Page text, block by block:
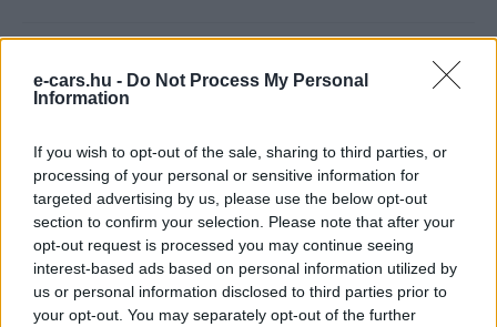
e-cars.hu - Do Not Process My Personal
Information
If you wish to opt-out of the sale, sharing to third parties, or
processing of your personal or sensitive information for
targeted advertising by us, please use the below opt-out
section to confirm your selection. Please note that after your
opt-out request is processed you may continue seeing
interest-based ads based on personal information utilized by
us or personal information disclosed to third parties prior to
your opt-out. You may separately opt-out of the further
Hartyanszky Istvan